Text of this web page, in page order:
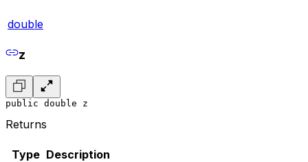
double
z
public double z
Returns
Type Description